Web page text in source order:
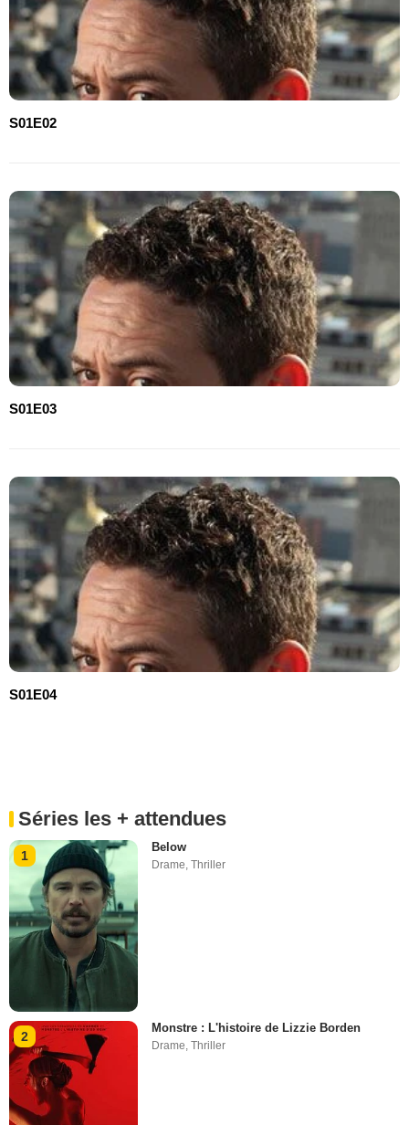
S01E02
S01E03
S01E04
Séries les + attendues
1
Below
Drame ,Thriller
2
Monstre : L'histoire de Lizzie Borden
Drame,Thriller